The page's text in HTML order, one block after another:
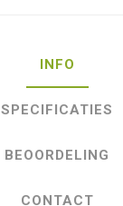
INFO
SPECIFICATIES
BEOORDELING
CONTACT